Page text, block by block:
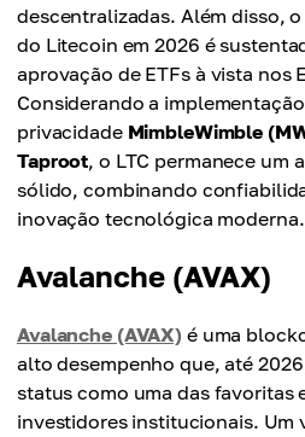
descentralizadas. Além disso,
do Litecoin em 2026 é
aprovação de ETFs à vista nos
Considerando a
privacidade MimbleWimble
Taproot, o LTC permanece um
sólido, combinando
inovação tecnológica moderna.
Avalanche (AVAX)
Avalanche (AVAX) é uma
alto desempenho que, até
status como uma das favoritas
investidores institucionais. Um